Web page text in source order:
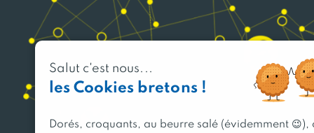
Salut c'est nous...
les Cookies bretons !
Dorés, croquants, au beurre salé (évidemment 😉),